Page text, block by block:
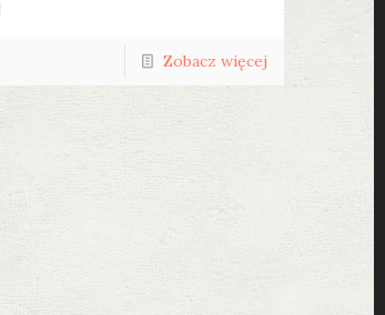
Zobacz więcej